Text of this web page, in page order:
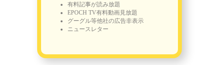
有料記事が読み放題
EPOCH TV有料動画見放題
グーグル等他社の広告非表示
ニュースレター